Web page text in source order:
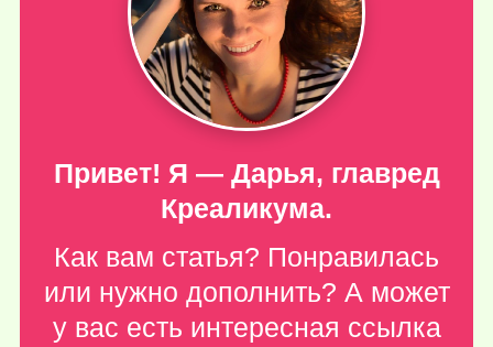
Привет! Я — Дарья, главред
Креаликума.
Как вам статья? Понравилась
или нужно дополнить? А может
у вас есть интересная ссылка